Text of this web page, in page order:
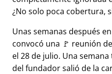
¿No solo poca cobertura,
Unas semanas después
convocó una 🚩 reunión
el 28 de julio. Una
del fundador salió de la